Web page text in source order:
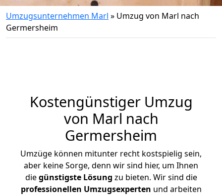
Umzugsunternehmen Marl » Umzug von Marl nach
Germersheim
Kostengünstiger Umzug
von Marl nach
Germersheim
Umzüge können mitunter recht kostspielig sein,
aber keine Sorge, denn wir sind hier, um Ihnen
diegünstigste Lösung zu bieten. Wir sind die
professionellen Umzugsexperten und arbeiten